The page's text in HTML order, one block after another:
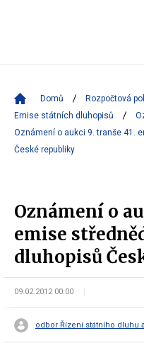
Domů Rozpočtová
Emise státních dluhopisů
Oznámení o aukci 9. tranše 41.
České republiky
Oznámení o
emise
dluhopisů
09.02.2012 00:00
odbor Řízení státního dluhu